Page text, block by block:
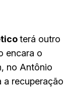
terá outro
encara o
no Antônio
a recuperação